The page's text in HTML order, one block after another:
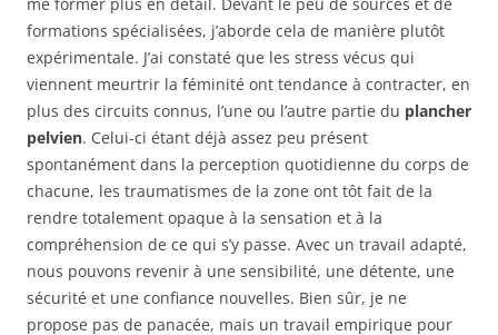
formations spécialisées, j’aborde cela de manière plutôt
expérimentale. J’ai constaté que les stress vécus qui
viennent meurtrir la féminité ont tendance à contracter, en
plus des circuits connus, l’une ou l’autre partie du plancher
pelvien. Celui-ci étant déjà assez peu présent
spontanément dans la perception quotidienne du corps de
chacune, les traumatismes de la zone ont tôt fait de la
rendre totalement opaque à la sensation et à la
compréhension de ce qui s’y passe. Avec un travail adapté,
nous pouvons revenir à une sensibilité, une détente, une
sécurité et une confiance nouvelles. Bien sûr, je ne
propose pas de panacée, mais un travail empirique pour